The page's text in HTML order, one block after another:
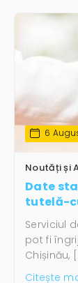
6
Noutăți și
Date
tutelă-
Serviciul
pot fi
Chișinău,
Citește